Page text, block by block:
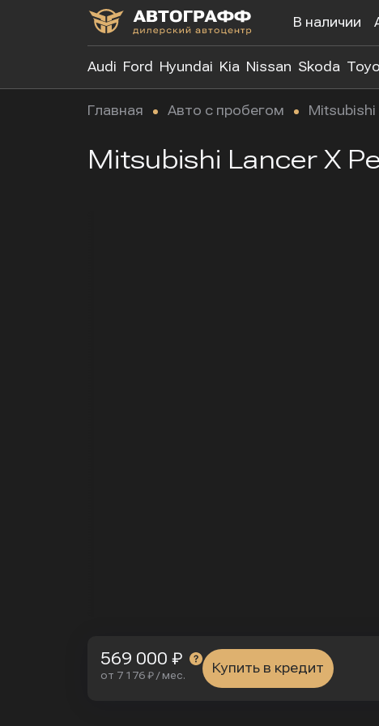
В наличии
Audi Ford Hyundai Kia Nissan Skoda
Главная Авто с пробегом Mitsubishi
Mitsubishi Lancer X
569 000 ₽
от 7 176 ₽ / мес. Купить в кредит